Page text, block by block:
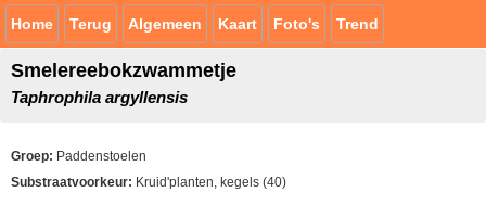
Home Terug Algemeen Kaart Foto's Trend
Smelereebokzwammetje
Taphrophila argyllensis
Groep: Paddenstoelen
Substraatvoorkeur: Kruid'planten, kegels (40)